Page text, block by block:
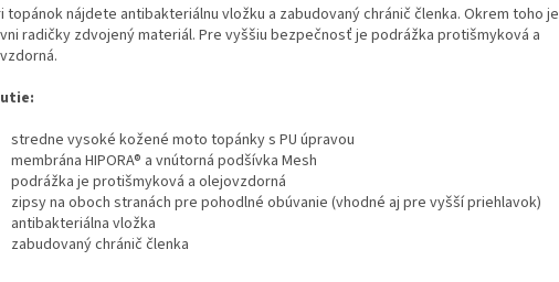
topánok nájdete antibakteriálnu vložku a zabudovaný chránič členka. Okrem toho je
radičky zdvojený materiál. Pre vyššiu bezpečnosť je podrážka protišmyková a
stredne vysoké kožené moto topánky s PU úpravou
membrána HIPORA® a vnútorná podšívka Mesh
podrážka je protišmyková a olejovzdorná
zipsy na oboch stranách pre pohodlné obúvanie (vhodné aj pre vyšší priehlavok)
antibakteriálna vložka
zabudovaný chránič členka